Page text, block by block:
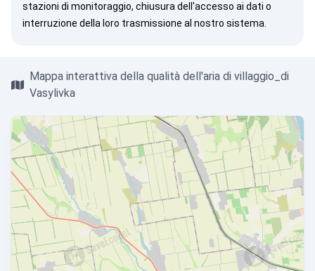
stazioni di monitoraggio, chiusura dell'accesso ai dati o
interruzione della loro trasmissione al nostro sistema.
Mappa interattiva della qualità dell'aria di villaggio_di
Vasylivka